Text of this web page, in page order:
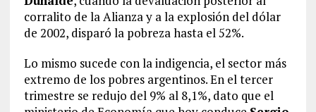
corralito de la Alianza y a la explosión del dólar
de 2002, disparó la pobreza hasta el 52%.
Lo mismo sucede con la indigencia, el sector más
extremo de los pobres argentinos. En el tercer
trimestre se redujo del 9% al 8,1%, dato que el